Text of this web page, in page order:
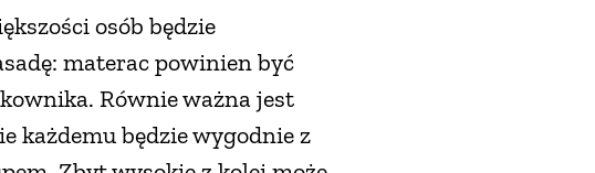
osób będzie
materac powinien być
Równie ważna jest
każdemu będzie wygodnie z